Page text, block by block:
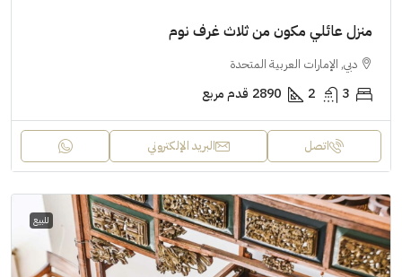
منزل عائلي مكون من ثلاث غرف نوم
دبي, الإمارات العربية المتحدة
3
2
2890 قدم مربع
اتصل البريد الإلكتروني
للبيع